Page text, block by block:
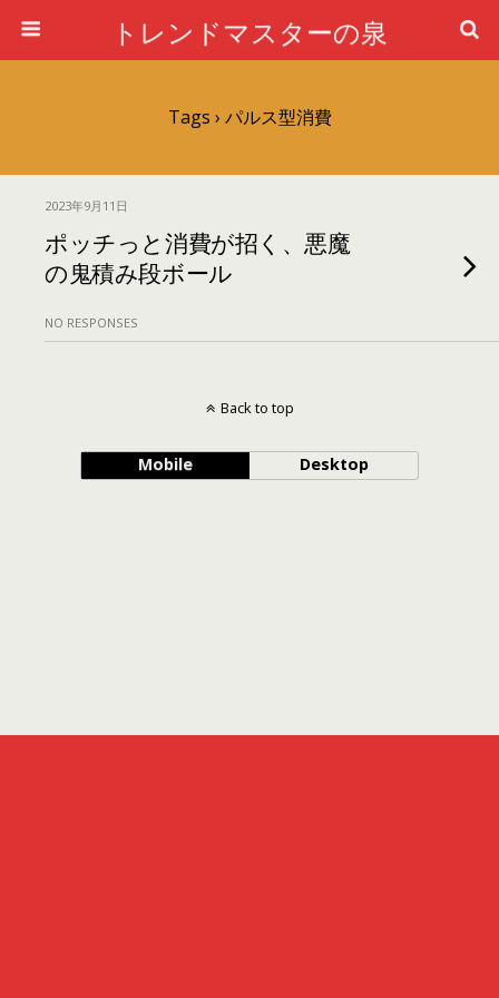
トレンドマスターの泉
Tags › パルス型消費
2023年9月11日
ポッチっと消費が招く、悪魔
の鬼積み段ボール
NO RESPONSES
Back to top
Mobile Desktop